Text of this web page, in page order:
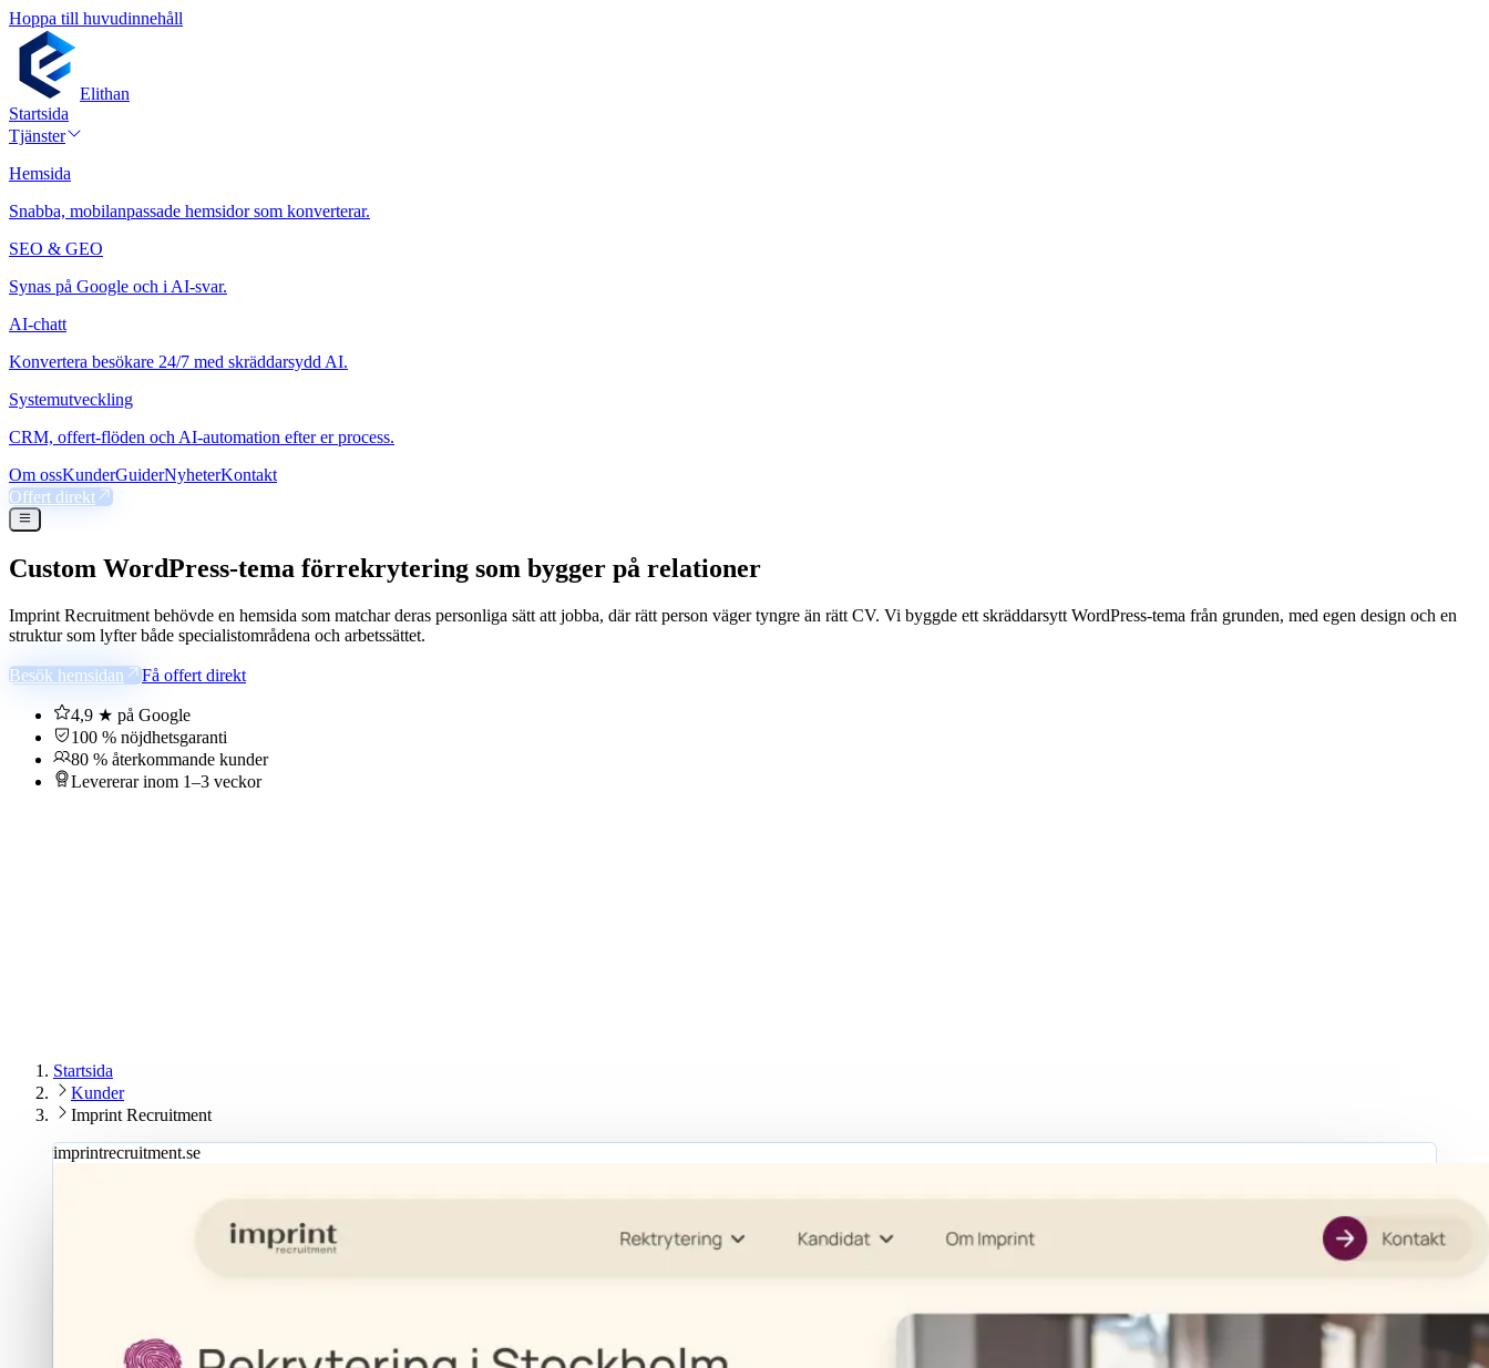
Hoppa till huvudinnehåll
Elithan
Startsida
Tjänster
Hemsida
Snabba, mobilanpassade hemsidor som konverterar.
SEO & GEO
Synas på Google och i AI-svar.
AI-chatt
Konvertera besökare 24/7 med skräddarsydd AI.
Systemutveckling
CRM, offert-flöden och AI-automation efter er process.
Om ossKunderGuiderNyheterKontakt
Offert direkt
Custom WordPress-tema förrekrytering som bygger på relationer
Imprint Recruitment behövde en hemsida som matchar deras personliga sätt att jobba, där rätt person väger tyngre än rätt CV. Vi byggde ett skräddarsytt WordPress-tema från grunden, med egen design och en
struktur som lyfter både specialistområdena och arbetssättet.
Besök hemsidan Få offert direkt
4,9 ★ på Google
100 % nöjdhetsgaranti
80 % återkommande kunder
Levererar inom 1–3 veckor
Startsida
Kunder
Imprint Recruitment
imprintrecruitment.se